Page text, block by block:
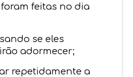
feitas no dia
se eles
adormecer;
repetidamente a